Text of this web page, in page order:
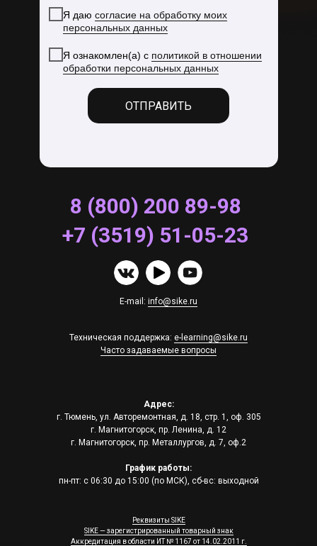
Я даю согласие на обработку моих
персональных данных
Я ознакомлен(а) с политикой в отношении
обработки персональных данных
ОТПРАВИТЬ
8 (800) 200 89-98
+7 (3519) 51-05-23
E-mail: info@sike.ru
Адрес:
г. Тюмень, ул. Авторемонтная, д. 18, стр. 1, оф. 305
г. Магнитогорск, пр. Ленина, д. 12
г. Магнитогорск, пр. Металлургов, д. 7, оф.2
График работы:
пн-пт: с 06:30 до 15:00 (по МСК), сб-вс: выходной
Реквизиты SIKE
SIKE — зарегистрированный товарный знак
Аккредитация в области ИТ № 1167 от 14.02.2011 г.
Техническая поддержка: e-learning@sike.ru
Часто задаваемые вопросы